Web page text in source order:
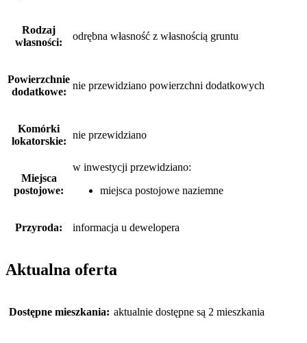
Rodzaj
własności:
odrębna własność z własnością gruntu
Powierzchnie
dodatkowe:
nie przewidziano powierzchni dodatkowych
Komórki
lokatorskie:
nie przewidziano
Miejsca
postojowe:
w inwestycji przewidziano:
miejsca postojowe naziemne
Przyroda: informacja u dewelopera
Aktualna oferta
Dostępne mieszkania: aktualnie dostępne są 2 mieszkania